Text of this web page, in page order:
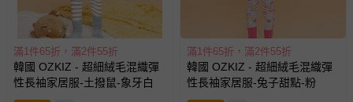
滿1件65折，滿2件55折
韓國 OZKIZ - 超細絨毛混織彈
性長袖家居服-土撥鼠-象牙白
滿1件65折，滿2件55折
韓國 OZKIZ - 超細絨毛混織彈
性長袖家居服-兔子甜點-粉